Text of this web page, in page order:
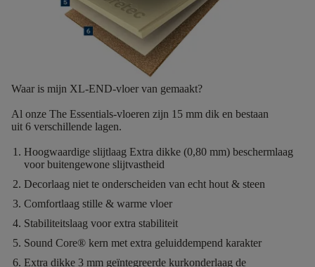
Waar is mijn XL-END-vloer van gemaakt?
Al onze The Essentials-vloeren zijn 15 mm dik en bestaan
uit 6 verschillende lagen.
Hoogwaardige slijtlaag Extra dikke (0,80 mm) beschermlaag
voor buitengewone slijtvastheid
Decorlaag niet te onderscheiden van echt hout & steen
Comfortlaag stille & warme vloer
Stabiliteitslaag voor extra stabiliteit
Sound Core® kern met extra geluiddempend karakter
Extra dikke 3 mm geïntegreerde kurkonderlaag de